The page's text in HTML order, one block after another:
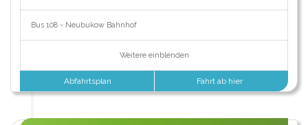
Bus 108 - Neubukow Bahnhof
Weitere einblenden
Abfahrtsplan Fahrt ab hier